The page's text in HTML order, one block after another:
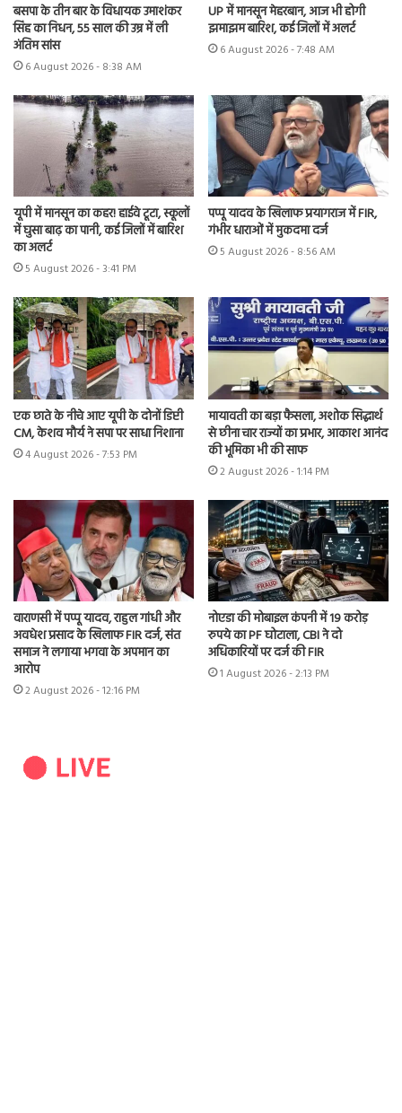
बसपा के तीन बार के विधायक उमाशंकर
सिंह का निधन, 55 साल की उम्र में ली
अंतिम सांस
6 August 2026 - 8:38 AM
UP में मानसून मेहरबान, आज भी होगी
झमाझम बारिश, कई जिलों में अलर्ट
6 August 2026 - 7:48 AM
यूपी में मानसून का कहर! हाईवे टूटा, स्कूलों
में घुसा बाढ़ का पानी, कई जिलों में बारिश
का अलर्ट
5 August 2026 - 3:41 PM
पप्पू यादव के खिलाफ प्रयागराज में FIR,
गंभीर धाराओं में मुकदमा दर्ज
5 August 2026 - 8:56 AM
एक छाते के नीचे आए यूपी के दोनों डिप्टी
CM, केशव मौर्य ने सपा पर साधा निशाना
4 August 2026 - 7:53 PM
मायावती का बड़ा फैसला, अशोक सिद्धार्थ
से छीना चार राज्यों का प्रभार, आकाश आनंद
की भूमिका भी की साफ
2 August 2026 - 1:14 PM
वाराणसी में पप्पू यादव, राहुल गांधी और
अवधेश प्रसाद के खिलाफ FIR दर्ज, संत
समाज ने लगाया भगवा के अपमान का
आरोप
2 August 2026 - 12:16 PM
नोएडा की मोबाइल कंपनी में 19 करोड़
रुपये का PF घोटाला, CBI ने दो
अधिकारियों पर दर्ज की FIR
1 August 2026 - 2:13 PM